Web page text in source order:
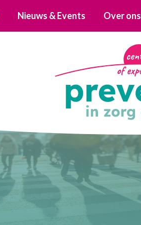
Nieuws & Events Over ons